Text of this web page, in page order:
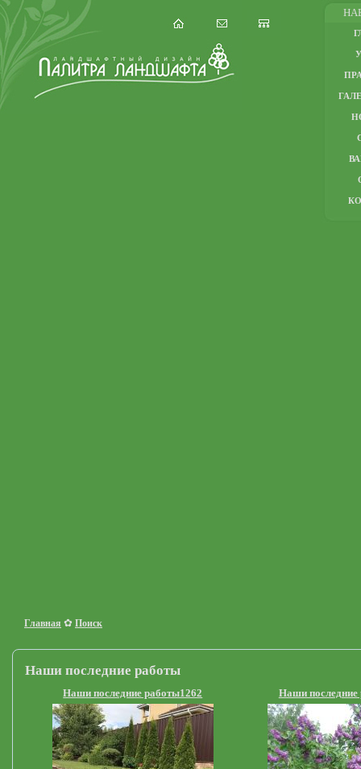
Главная ✿ Поиск
Наши последние работы
Наши последние работы1262 Наши последние